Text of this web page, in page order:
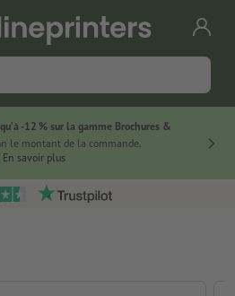
-12 % sur la gamme Brochures &
le montant de la commande.
En savoir plus